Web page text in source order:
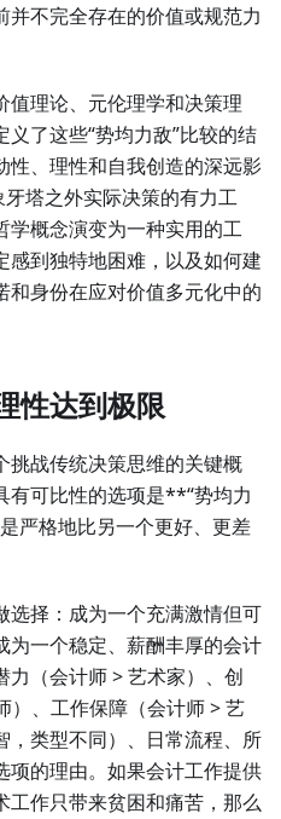
不完全存在的价值或规范力
值理论、元伦理学和决策理
了这些“势均力敌”比较的结
性、理性和自我创造的深远影
塔之外实际决策的有力工
学概念演变为一种实用的工
到独特地困难，以及如何建
身份在应对价值多元化中的
性达到极限
挑战传统决策思维的关键概
有可比性的选项是**“势均力
严格地比另一个更好、更差
选择：成为一个充满激情但可
为一个稳定、薪酬丰厚的会计
力（会计师 > 艺术家）、创
）、工作保障（会计师 > 艺
，类型不同）、日常流程、所
项的理由。如果会计工作提供
作只带来贫困和痛苦，那么